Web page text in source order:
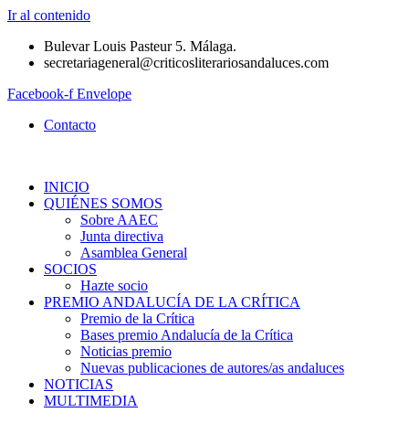
Ir al contenido
Bulevar Louis Pasteur 5. Málaga.
secretariageneral@criticosliterariosandaluces.com
Facebook-f Envelope
Contacto
INICIO
QUIÉNES SOMOS
Sobre AAEC
Junta directiva
Asamblea General
SOCIOS
Hazte socio
PREMIO ANDALUCÍA DE LA CRÍTICA
Premio de la Crítica
Bases premio Andalucía de la Crítica
Noticias premio
Nuevas publicaciones de autores/as andaluces
NOTICIAS
MULTIMEDIA